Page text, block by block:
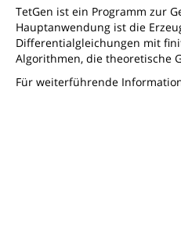
TetGen ist ein Programm zur
Hauptanwendung ist die
Differentialgleichungen mit
Algorithmen, die theoretische
Für weiterführende